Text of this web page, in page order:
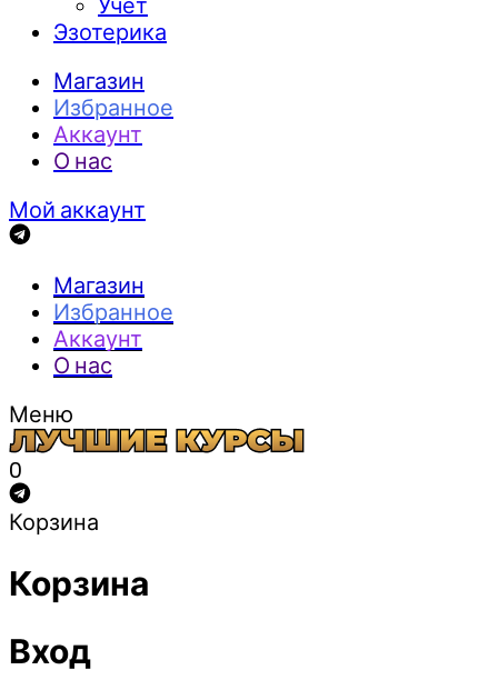
Учёт
Эзотерика
Магазин
Избранное
Аккаунт
О нас
Мой аккаунт
Магазин
Избранное
Аккаунт
О нас
Меню
0
Корзина
Корзина
Вход